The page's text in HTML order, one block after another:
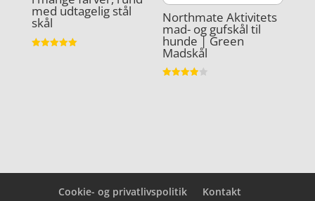
med udtagelig stål
skål Northmate Aktivitets
mad- og gufskål til
hunde | Green
Madskål
Cookie- og privatlivspolitik Kontakt